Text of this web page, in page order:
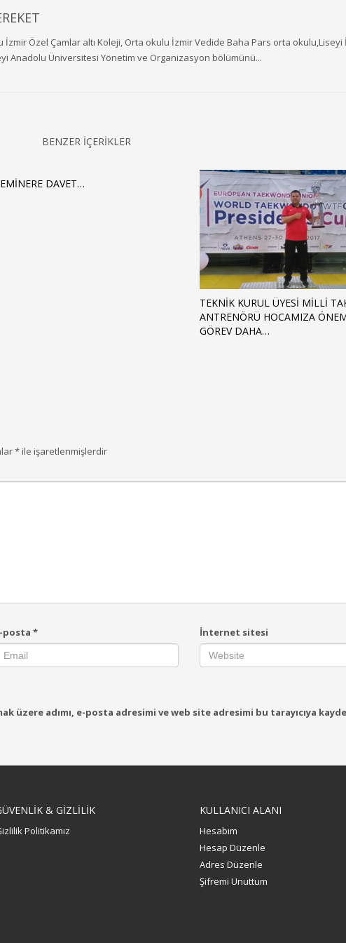
İzmir Özel Çamlar altı Koleji, Orta okulu İzmir Vedide Baha Pars orta okulu,Liseyi
Anadolu Üniversitesi Yönetim ve Organizasyon bölümünü...
BENZER İÇERİKLER
DAVET…
TEKNİK KURUL ÜYESİ MİLLİ
ANTRENÖRÜ HOCAMIZA
GÖREV DAHA…
*ile işaretlenmişlerdir
posta* İnternet sitesi
üzere adımı, e-posta adresimi ve web site adresimi bu tarayıcıya
& GİZLİLİK
Politikamız
KULLANICI ALANI
Hesabım
Hesap Düzenle
Adres Düzenle
Şifremi Unuttum